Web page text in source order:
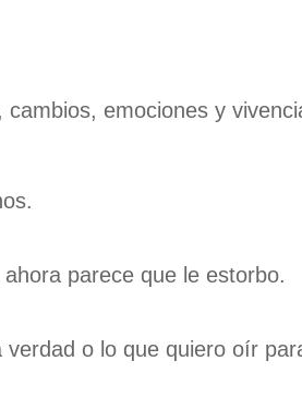
emociones y
parece que le estorbo.
o lo que quiero oír